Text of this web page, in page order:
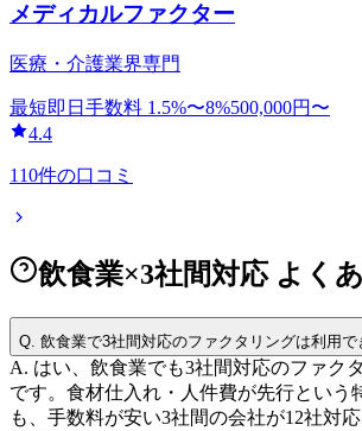
メディカルファクター
医療・介護業界専門
最短即日 手数料 1.5%〜8%500,000円〜
4.4
110件の口コミ
飲食業×3社間対応 よく
Q. 飲食業で3社間対応のファクタリングは利用で
A. はい、飲食業でも3社間対応のファク
です。食材仕入れ・人件費が先行という
も、手数料が安い3社間の会社が12社対応